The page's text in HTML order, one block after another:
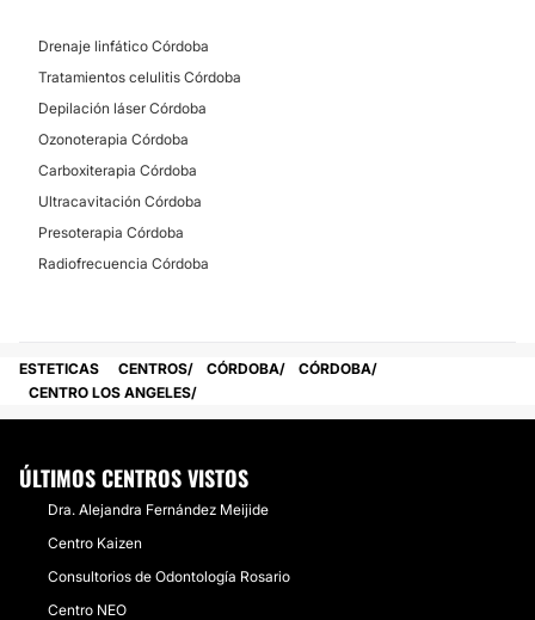
Drenaje linfático Córdoba
Tratamientos celulitis Córdoba
Depilación láser Córdoba
Ozonoterapia Córdoba
Carboxiterapia Córdoba
Ultracavitación Córdoba
Presoterapia Córdoba
Radiofrecuencia Córdoba
ESTETICAS CENTROS CÓRDOBA
CÓRDOBA
CENTRO LOS ANGELES
ÚLTIMOS CENTROS VISTOS
Dra. Alejandra Fernández Meijide
Centro Kaizen
Consultorios de Odontología Rosario
Centro NEO